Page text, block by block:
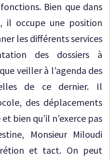
Bien que dans
il occupe une position
les différents services
des dossiers à
veiller à l’agenda des
de ce dernier. Il
des déplacements
bien qu’il n’exerce pas
Monsieur Miloudi
et tact. On peut